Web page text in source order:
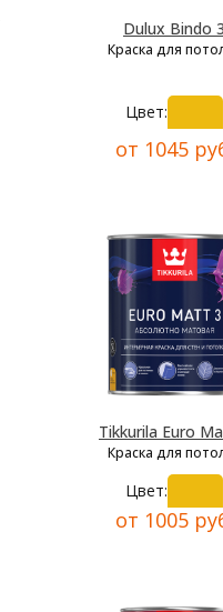
Dulux Bindo 3
Краска для
Цвет:
от 1045
Tikkurila Euro
Краска для
Цвет:
от 1005